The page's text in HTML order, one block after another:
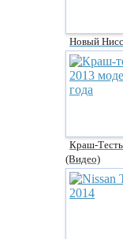
Новый
Краш-
(видео)